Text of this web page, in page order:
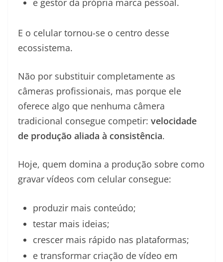
E o celular tornou-se o centro desse
ecossistema.
Não por substituir completamente as
câmeras profissionais, mas porque ele
oferece algo que nenhuma câmera
tradicional consegue competir: velocidade
de produção aliada à consistência.
Hoje, quem domina a produção sobre como
gravar vídeos com celular consegue:
produzir mais conteúdo;
testar mais ideias;
crescer mais rápido nas plataformas;
e transformar criação de vídeo em